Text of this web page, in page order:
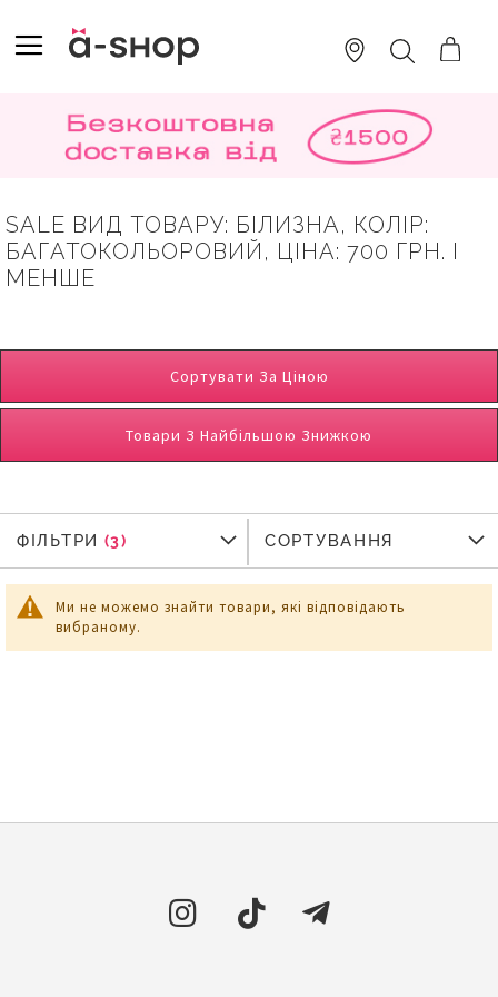
TO
CONTENT
ПОШУК
SALE ВИД ТОВАРУ: БІЛИЗНА, КОЛІР:
БАГАТОКОЛЬОРОВИЙ, ЦІНА: 700 ГРН. І
МЕНШЕ
Сортувати За Ціною
Товари З Найбільшою Знижкою
Ми не можемо знайти товари, які відповідають
вибраному.
ФІЛЬТРИ
ФІЛЬТРИ СОРТУВАННЯ